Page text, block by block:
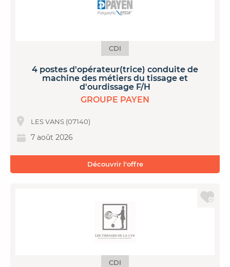
CDI
4 postes d'opérateur(trice) conduite de
machine des métiers du tissage et
d'ourdissage F/H
GROUPE PAYEN
LES VANS (07140)
7 août 2026
Découvrir l'offre
CDI